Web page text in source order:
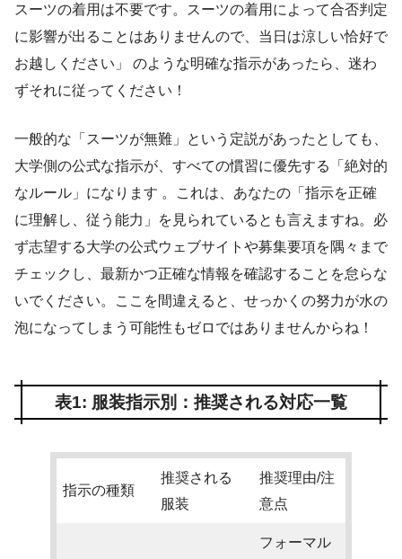
スーツの着用は不要です。スーツの着用によって合否判定
に影響が出ることはありませんので、当日は涼しい恰好で
お越しください」 のような明確な指示があったら、迷わ
ずそれに従ってください！
一般的な「スーツが無難」という定説があったとしても、
大学側の公式な指示が、すべての慣習に優先する「絶対的
なルール」になります 。これは、あなたの「指示を正確
に理解し、従う能力」を見られているとも言えますね。必
ず志望する大学の公式ウェブサイトや募集要項を隅々まで
チェックし、最新かつ正確な情報を確認することを怠らな
いでください。ここを間違えると、せっかくの努力が水の
泡になってしまう可能性もゼロではありませんからね！
表1: 服装指示別：推奨される対応一覧
指示の種類
推奨される
服装
推奨理由/注
意点
フォーマル